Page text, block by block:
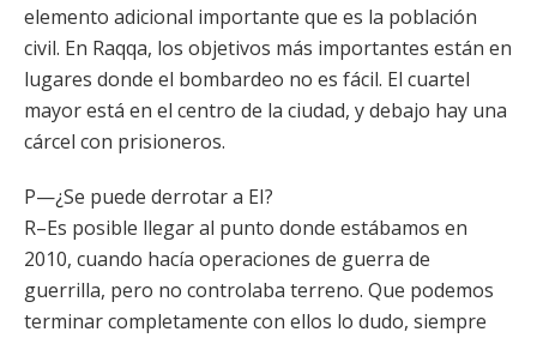
elemento adicional importante que es la población
civil. En Raqqa, los objetivos más importantes están en
lugares donde el bombardeo no es fácil. El cuartel
mayor está en el centro de la ciudad, y debajo hay una
cárcel con prisioneros.
P—¿Se puede derrotar a EI?
R–Es posible llegar al punto donde estábamos en
2010, cuando hacía operaciones de guerra de
guerrilla, pero no controlaba terreno. Que podemos
terminar completamente con ellos lo dudo, siempre